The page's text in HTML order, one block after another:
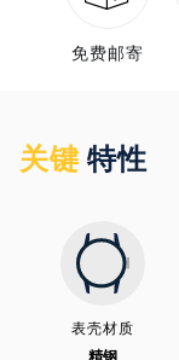
免费邮寄
关键 特性
表壳材质